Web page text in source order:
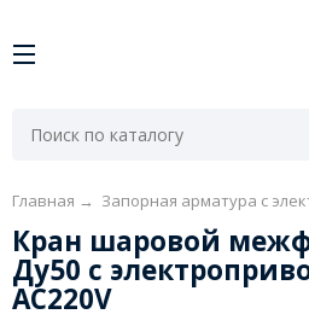
Главная → Запорная арматура с
Кран шаровой
Ду50 с
AC220V